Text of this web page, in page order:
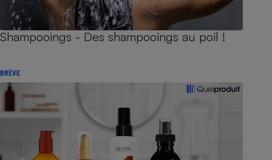
Shampooings - Des shampooings au poil !
BRÈVE